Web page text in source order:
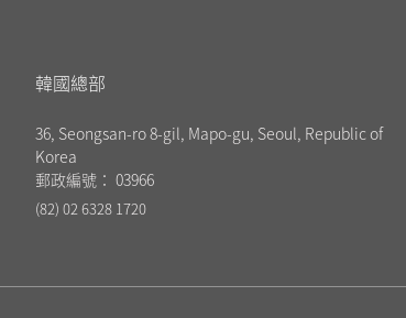
韓國總部
36, Seongsan-ro 8-gil, Mapo-gu, Seoul, Republic of
Korea
郵政編號： 03966
(82) 02 6328 1720